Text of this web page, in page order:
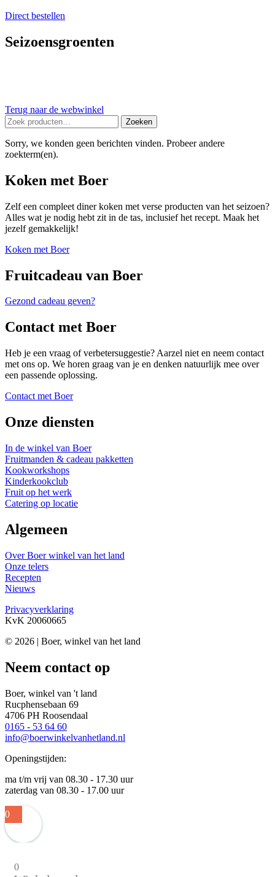
Direct bestellen
Seizoensgroenten
Terug naar de webwinkel
Zoeken
naar:
Zoeken
Sorry, we konden geen berichten vinden. Probeer andere
zoekterm(en).
Koken met Boer
Zelf een compleet diner koken met verse producten van het seizoen?
Alles wat je nodig hebt zit in de tas, inclusief het recept. Maak het
jezelf gemakkelijk!
Koken met Boer
Fruitcadeau van Boer
Gezond cadeau geven?
Contact met Boer
Heb je een vraag of verbetersuggestie? Aarzel niet en neem contact
met ons op. We horen graag van je en denken natuurlijk mee over
een passende oplossing.
Contact met Boer
Onze diensten
In de winkel van Boer
Fruitmanden & cadeau pakketten
Kookworkshops
Kinderkookclub
Fruit op het werk
Catering op locatie
Algemeen
Over Boer winkel van het land
Onze telers
Recepten
Nieuws
Privacyverklaring
KvK 20060665
© 2026 | Boer, winkel van het land
Neem contact op
Boer, winkel van 't land
Rucphensebaan 69
4706 PH Roosendaal
0165 - 53 64 60
info@boerwinkelvanhetland.nl
Openingstijden:
ma t/m vrij van 08.30 - 17.30 uur
zaterdag van 08.30 - 17.00 uur
0
0